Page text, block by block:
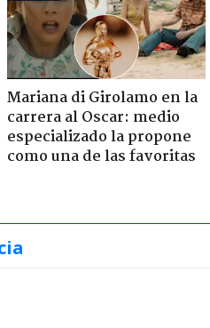
Mariana di Girolamo en la
carrera al Oscar: medio
especializado la propone
como una de las favoritas